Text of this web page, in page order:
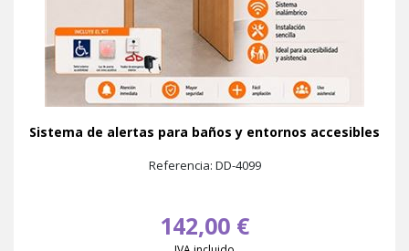
Sistema de alertas para baños y entornos accesibles
Referencia: DD-4099
142,00 €